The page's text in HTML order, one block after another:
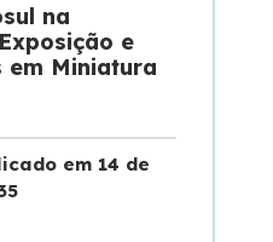
na
e
em Miniatura
em 14 de